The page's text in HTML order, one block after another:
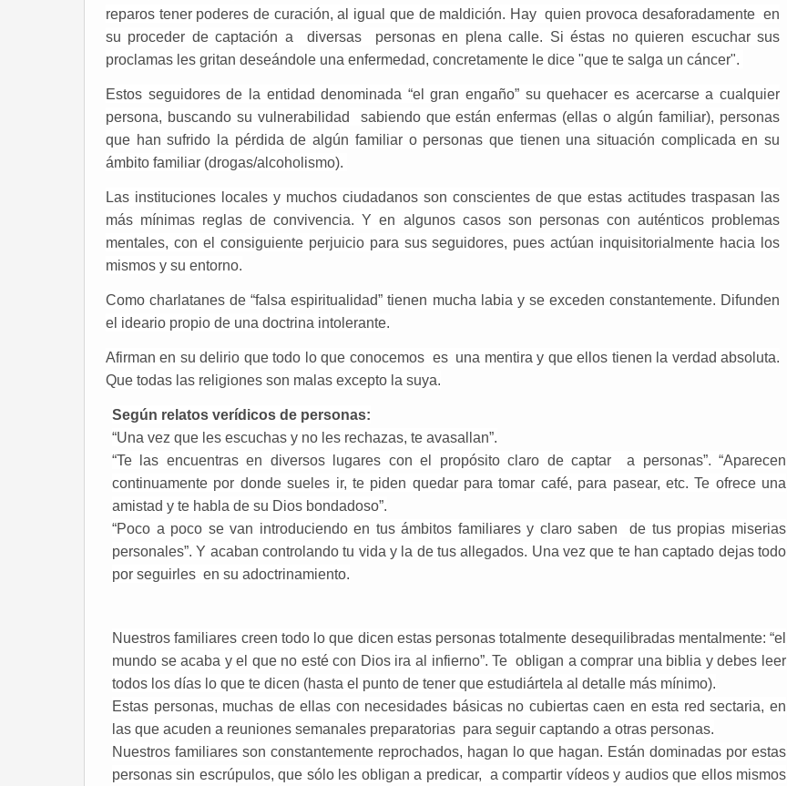
reparos tener poderes de curación, al igual que de maldición. Hay quien provoca desaforadamente en
su proceder de captación a diversas personas en plena calle. Si éstas no quieren escuchar sus
proclamas les gritan deseándole una enfermedad, concretamente le dice "que te salga un cáncer".
Estos seguidores de la entidad denominada “el gran engaño” su quehacer es acercarse a cualquier
persona, buscando su vulnerabilidad sabiendo que están enfermas (ellas o algún familiar), personas
que han sufrido la pérdida de algún familiar o personas que tienen una situación complicada en su
ámbito familiar (drogas/alcoholismo).
Las instituciones locales y muchos ciudadanos son conscientes de que estas actitudes traspasan las
más mínimas reglas de convivencia. Y en algunos casos son personas con auténticos problemas
mentales, con el consiguiente perjuicio para sus seguidores, pues actúan inquisitorialmente hacia los
mismos y su entorno.
Como charlatanes de “falsa espiritualidad” tienen mucha labia y se exceden constantemente. Difunden
el ideario propio de una doctrina intolerante.
Afirman en su delirio que todo lo que conocemos es una mentira y que ellos tienen la verdad absoluta.
Que todas las religiones son malas excepto la suya.
Según relatos verídicos de personas:
“Una vez que les escuchas y no les rechazas, te avasallan”.
“Te las encuentras en diversos lugares con el propósito claro de captar a personas”. “Aparecen
continuamente por donde sueles ir, te piden quedar para tomar café, para pasear, etc. Te ofrece una
amistad y te habla de su Dios bondadoso”.
“Poco a poco se van introduciendo en tus ámbitos familiares y claro saben de tus propias miserias
personales”. Y acaban controlando tu vida y la de tus allegados. Una vez que te han captado dejas todo
por seguirles en su adoctrinamiento.
Nuestros familiares creen todo lo que dicen estas personas totalmente desequilibradas mentalmente: “el
mundo se acaba y el que no esté con Dios ira al infierno”. Te obligan a comprar una biblia y debes leer
todos los días lo que te dicen (hasta el punto de tener que estudiártela al detalle más mínimo).
Estas personas, muchas de ellas con necesidades básicas no cubiertas caen en esta red sectaria, en
las que acuden a reuniones semanales preparatorias para seguir captando a otras personas.
Nuestros familiares son constantemente reprochados, hagan lo que hagan. Están dominadas por estas
personas sin escrúpulos, que sólo les obligan a predicar, a compartir vídeos y audios que ellos mismos